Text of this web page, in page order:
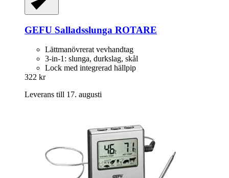
GEFU Salladsslunga ROTARE
Lättmanövrerat vevhandtag
3-in-1: slunga, durkslag, skål
Lock med integrerad hällpip
322 kr
Leverans till 17. augusti